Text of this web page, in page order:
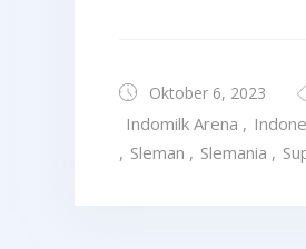
Oktober 6, 2023
Indomilk Arena ,
, Sleman , Slemania ,